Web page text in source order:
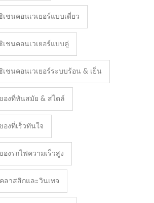
ชนคอนเวเยอร์แบบเดี่ยว
เชนคอนเวเยอร์แบบคู่
เชนคอนเวเยอร์ระบบร้อน & เย็น
องที่ทันสมัย & สไตล์
องที่เร็วทันใจ
องรถไฟความเร็วสูง
ลาสสิกและวินเทจ